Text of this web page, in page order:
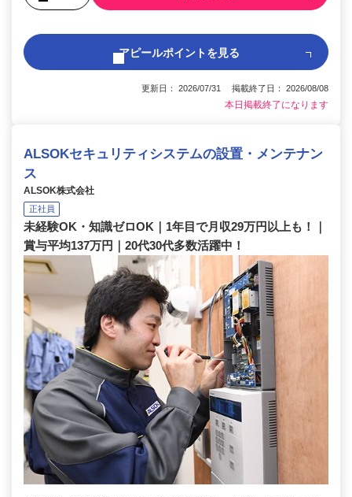
アピールポイントを見る
更新日： 2026/07/31 掲載終了日： 2026/08/08
本日掲載終了になります
ALSOKセキュリティシステムの設置・メンテナン
ス
ALSOK株式会社
正社員
未経験OK・知識ゼロOK｜1年目で月収29万円以上も！｜
賞与平均137万円｜20代30代多数活躍中！